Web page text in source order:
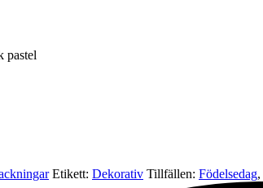
pastel
Etikett: Dekorativ Tillfällen: Födelsedag,